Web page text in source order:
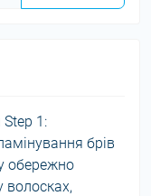
Step 1:
брів
обережно
волосках,